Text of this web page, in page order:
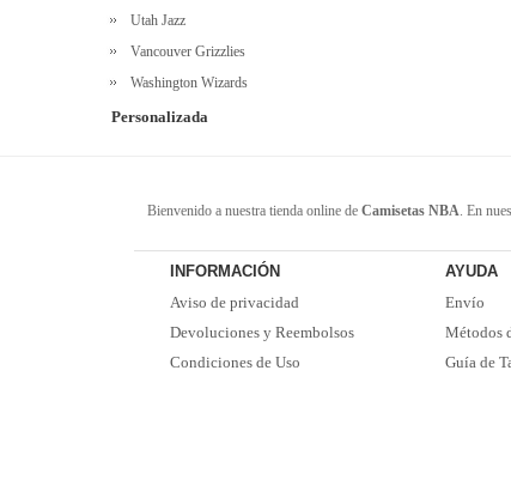
Utah Jazz
Vancouver Grizzlies
Washington Wizards
Personalizada
Bienvenido a nuestra tienda online de Camisetas NBA. En
favoritos. ¡Envío rápido! ¡Tiempo de entrega corto! ¡Oportuna
INFORMACIÓN
Aviso de privacidad
Devoluciones y Reembolsos
Condiciones de Uso
AYUDA
Envío
Métodos
Guía de